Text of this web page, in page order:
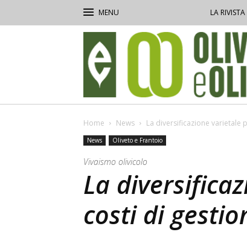
LA RIVISTA
e
Olio
Home News La diversificazione varietale
News Oliveto e Frantoio
Vivaismo olivicolo
La
costi di